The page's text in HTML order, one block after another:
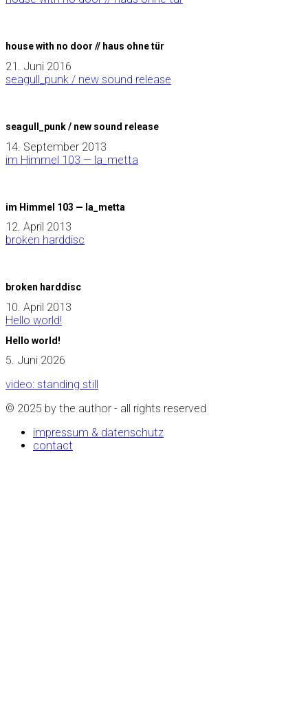
house with no door // haus ohne tür
21. Juni 2016
seagull_punk / new sound release
seagull_punk / new sound release
14. September 2013
im Himmel 103 — la_metta
im Himmel 103 — la_metta
12. April 2013
broken harddisc
broken harddisc
10. April 2013
Hello world!
Hello world!
5. Juni 2026
video: standing still
© 2025 by the author - all rights reserved
impressum & datenschutz
contact